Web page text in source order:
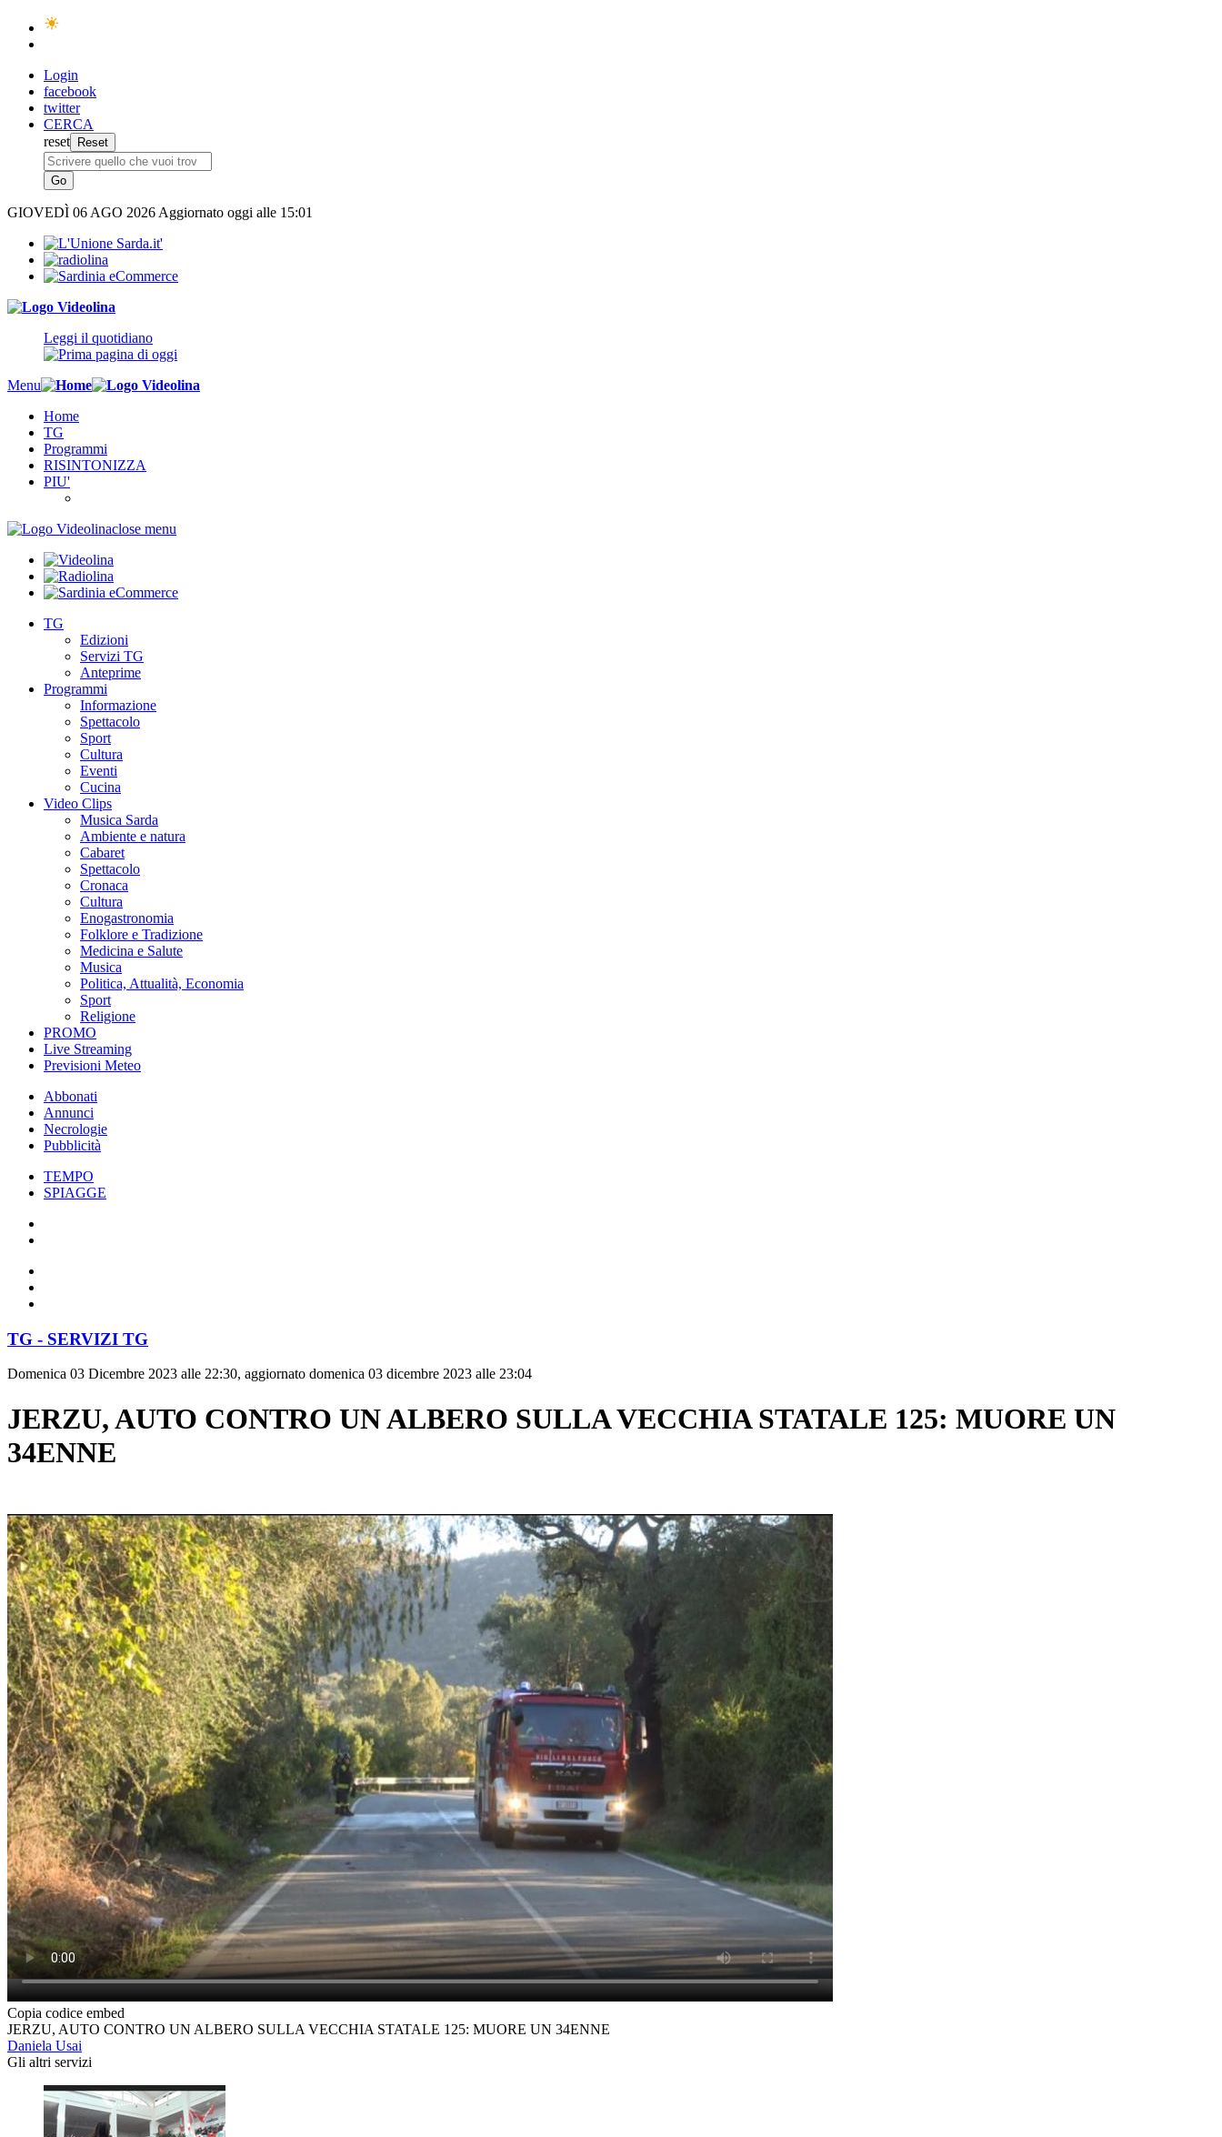
Login
facebook
twitter
CERCA
reset
GIOVEDÌ 06 AGO 2026 Aggiornato oggi alle 15:01
Leggi il quotidiano
Menu
Home
TG
Programmi
RISINTONIZZA
PIU'
close menu
TG
Edizioni
Servizi TG
Anteprime
Programmi
Informazione
Spettacolo
Sport
Cultura
Eventi
Cucina
Video Clips
Musica Sarda
Ambiente e natura
Cabaret
Spettacolo
Cronaca
Cultura
Enogastronomia
Folklore e Tradizione
Medicina e Salute
Musica
Politica, Attualità, Economia
Sport
Religione
PROMO
Live Streaming
Previsioni Meteo
Abbonati
Annunci
Necrologie
Pubblicità
TEMPO
SPIAGGE
TG - SERVIZI TG
Domenica 03 Dicembre 2023 alle 22:30, aggiornato domenica 03 dicembre 2023 alle 23:04
JERZU, AUTO CONTRO UN ALBERO SULLA VECCHIA STATALE 125: MUORE UN
34ENNE
Copia codice embed
JERZU, AUTO CONTRO UN ALBERO SULLA VECCHIA STATALE 125: MUORE UN 34ENNE
Daniela Usai
Gli altri servizi